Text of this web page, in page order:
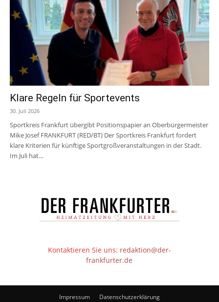
Klare Regeln für Sportevents
30. Juli 2026
Sportkreis Frankfurt übergibt Positionspapier an Oberbürgermeister
Mike Josef FRANKFURT (RED/BT) Der Sportkreis Frankfurt fordert
klare Kriterien für künftige Sportgroßveranstaltungen in der Stadt.
Im Juli hat...
Kontaktieren Sie uns: redaktion@der-
frankfurter.de
Impressum Datenschutzerklärung